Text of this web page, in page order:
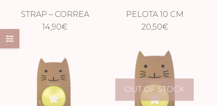
STRAP – CORREA
DE TRANSPORTE
14,90€
PELOTA 10 CM
GLITTER AMARILLA
20,50€
OUT OF STOCK